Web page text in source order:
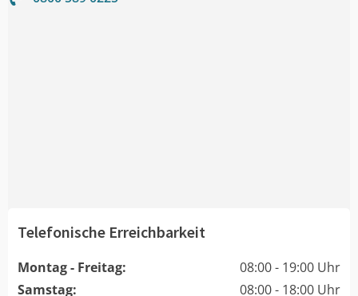
Telefonische Erreichbarkeit
Montag - Freitag:
08:00 - 19:00 Uhr
Samstag:
08:00 - 18:00 Uhr